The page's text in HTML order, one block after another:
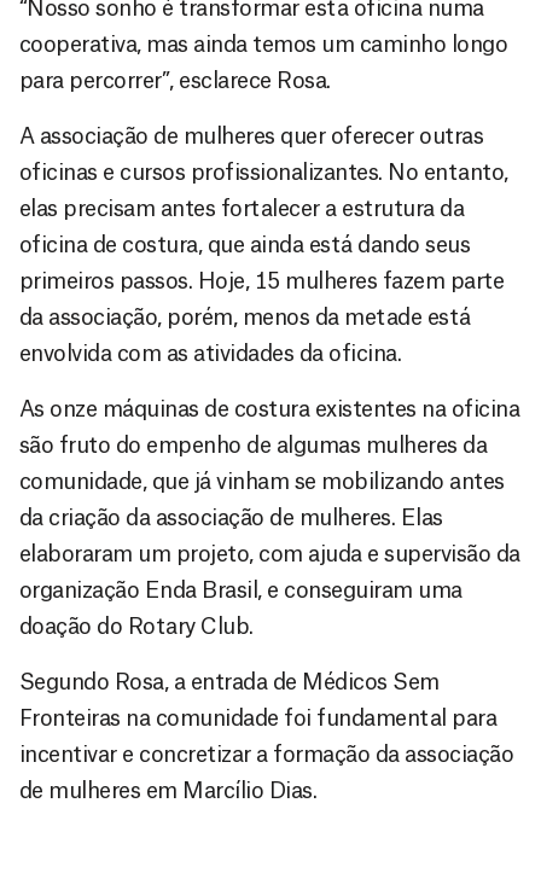
“Nosso sonho é transformar esta oficina numa
cooperativa, mas ainda temos um caminho longo
para percorrer”, esclarece Rosa.
A associação de mulheres quer oferecer outras
oficinas e cursos profissionalizantes. No entanto,
elas precisam antes fortalecer a estrutura da
oficina de costura, que ainda está dando seus
primeiros passos. Hoje, 15 mulheres fazem parte
da associação, porém, menos da metade está
envolvida com as atividades da oficina.
As onze máquinas de costura existentes na oficina
são fruto do empenho de algumas mulheres da
comunidade, que já vinham se mobilizando antes
da criação da associação de mulheres. Elas
elaboraram um projeto, com ajuda e supervisão da
organização Enda Brasil, e conseguiram uma
doação do Rotary Club.
Segundo Rosa, a entrada de Médicos Sem
Fronteiras na comunidade foi fundamental para
incentivar e concretizar a formação da associação
de mulheres em Marcílio Dias.